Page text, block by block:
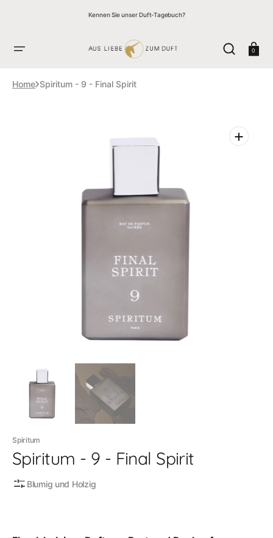
Open Accessibility WidgetKennen Sie unser Duft-Tagebuch?
0
Home Spiritum - 9 - Final Spirit
in
der
Galerieansicht
öffnen
Spiritum
Spiritum - 9 - Final Spirit
Blumig und Holzig